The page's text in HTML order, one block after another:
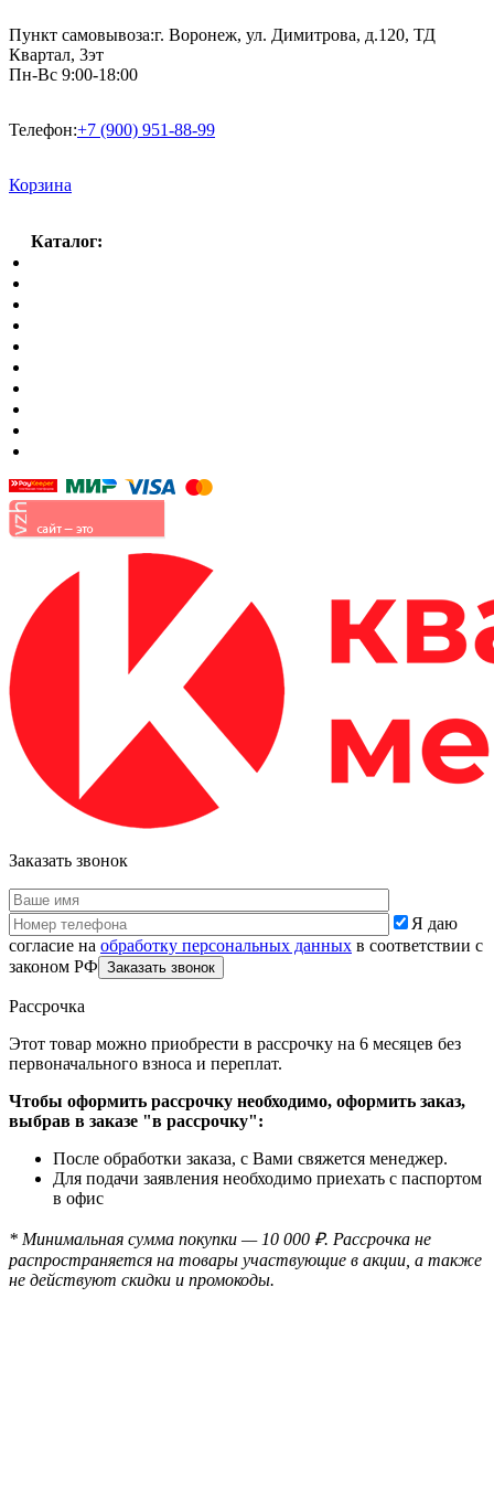
Пункт самовывоза:г. Воронеж, ул. Димитрова, д.120, ТД
Квартал, 3эт
Пн-Вс 9:00-18:00
Телефон:+7 (900) 951-88-99
Корзина
Каталог:
Заказать звонок
Я даю
согласие на обработку персональных данных в соответствии с
законом РФ
Рассрочка
Этот товар можно приобрести в рассрочку на 6 месяцев без
первоначального взноса и переплат.
Чтобы оформить рассрочку необходимо, оформить заказ,
выбрав в заказе "в рассрочку":
После обработки заказа, с Вами свяжется менеджер.
Для подачи заявления необходимо приехать с паспортом
в офис
* Минимальная сумма покупки — 10 000 ₽. Рассрочка не
распространяется на товары участвующие в акции, а также
не действуют скидки и промокоды.